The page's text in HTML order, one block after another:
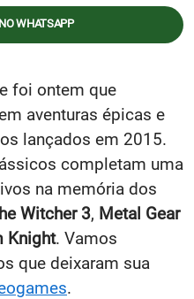
WHATSAPP
foi ontem que
aventuras épicas e
lançados em 2015.
completam uma
na memória dos
Witcher 3, Metal Gear
Knight. Vamos
que deixaram sua
.​